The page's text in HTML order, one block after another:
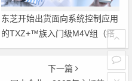
东芝开始出货面向系统控制应用
的TXZ+™族入门级M4V组（搭
载Arm Cortex‑M4内核的标准微
控制器）工程样品
下一篇